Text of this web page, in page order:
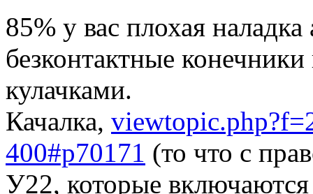
85% у вас плохая
безконтактные
кулачками.
Качалка,
400#p70171 (то что с
У22, которые